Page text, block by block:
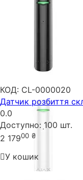
КОД: CL-0000020
Датчик розбиття
0.0
Доступно: 100 шт.
2 17900 ₴
У кошик